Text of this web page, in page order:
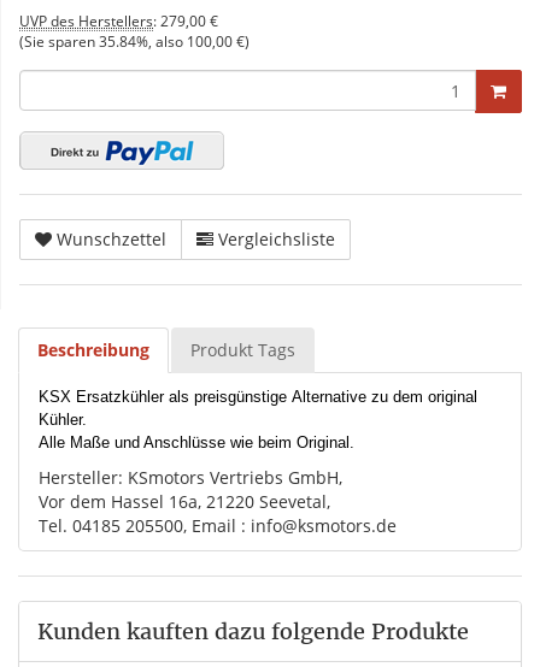
UVP des Herstellers: 279,00 €
(Sie sparen35.84% , also 100,00 €)
Wunschzettel Vergleichsliste
Beschreibung Produkt Tags
KSX Ersatzkühler als preisgünstige Alternative zu dem original
Kühler.
Alle Maße und Anschlüsse wie beim Original.
Hersteller: KSmotors Vertriebs GmbH,
Vor dem Hassel 16a, 21220 Seevetal,
Tel. 04185 205500, Email : info@ksmotors.de
Kunden kauften dazu folgende Produkte